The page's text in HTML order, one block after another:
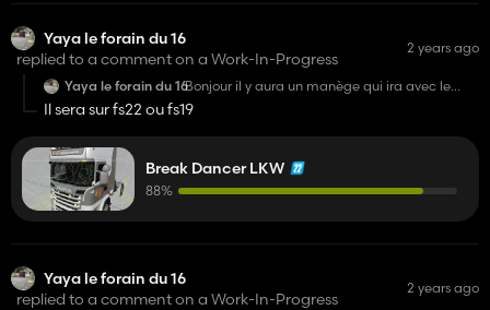
Yaya le forain du 16
replied to a comment on a Work-In-Progress
2 years ago
Yaya le forain du 16Bonjour il y aura un manège qui ira avec le
camion
Il sera sur fs22 ou fs19
Break Dancer LKW
88%
Yaya le forain du 16
replied to a comment on a Work-In-Progress
2 years ago